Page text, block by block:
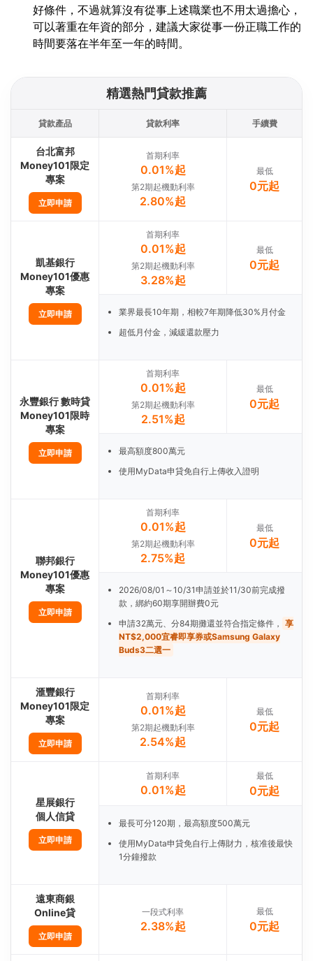
好條件，不過就算沒有從事上述職業也不用太過擔心，
可以著重在年資的部分，建議大家從事一份正職工作的
時間要落在半年至一年的時間。
精選熱門貸款推薦
貸款產品 貸款利率 手續費
台北富邦
Money101限定
專案
立即申請
首期利率
0.01%起
第2期起機動利率
2.80%起
最低
0元起
凱基銀行
Money101優惠
專案
立即申請
首期利率
0.01%起
第2期起機動利率
3.28%起
最低
0元起
業界最長10年期，相較7年期降低30%月付金
超低月付金，減緩還款壓力
永豐銀行 數時貸
Money101限時
專案
立即申請
首期利率
0.01%起
第2期起機動利率
2.51%起
最低
0元起
最高額度800萬元
使用MyData申貸免自行上傳收入證明
聯邦銀行
Money101優惠
專案
立即申請
首期利率
0.01%起
第2期起機動利率
2.75%起
最低
0元起
2026/08/01～10/31申請並於11/30前完成撥
款，綁約60期享開辦費0元
申請32萬元、分84期攤還並符合指定條件， 享
NT$2,000宜睿即享券或Samsung Galaxy
Buds3二選一
滙豐銀行
Money101限定
專案
立即申請
首期利率
0.01%起
第2期起機動利率
2.54%起
最低
0元起
星展銀行
個人信貸
立即申請
首期利率
0.01%起
最低
0元起
最長可分120期，最高額度500萬元
使用MyData申貸免自行上傳財力，核准後最快
1分鐘撥款
遠東商銀
Online貸
立即申請
一段式利率
2.38%起
最低
0元起